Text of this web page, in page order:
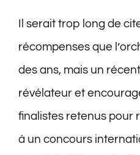
Il serait trop long de
récompenses que
des ans, mais un
révélateur et
finalistes retenus pour
à un concours